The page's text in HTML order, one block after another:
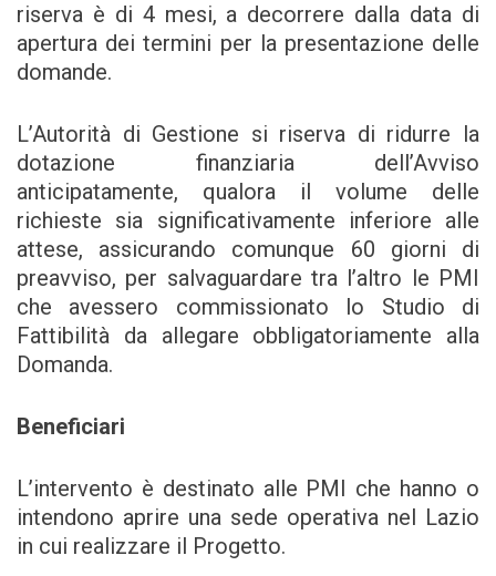
riserva è di 4 mesi, a decorrere dalla data di
apertura dei termini per la presentazione delle
domande.
L’Autorità di Gestione si riserva di ridurre la
dotazione finanziaria dell’Avviso
anticipatamente, qualora il volume delle
richieste sia significativamente inferiore alle
attese, assicurando comunque 60 giorni di
preavviso, per salvaguardare tra l’altro le PMI
che avessero commissionato lo Studio di
Fattibilità da allegare obbligatoriamente alla
Domanda.
Beneficiari
L’intervento è destinato alle PMI che hanno o
intendono aprire una sede operativa nel Lazio
in cui realizzare il Progetto.